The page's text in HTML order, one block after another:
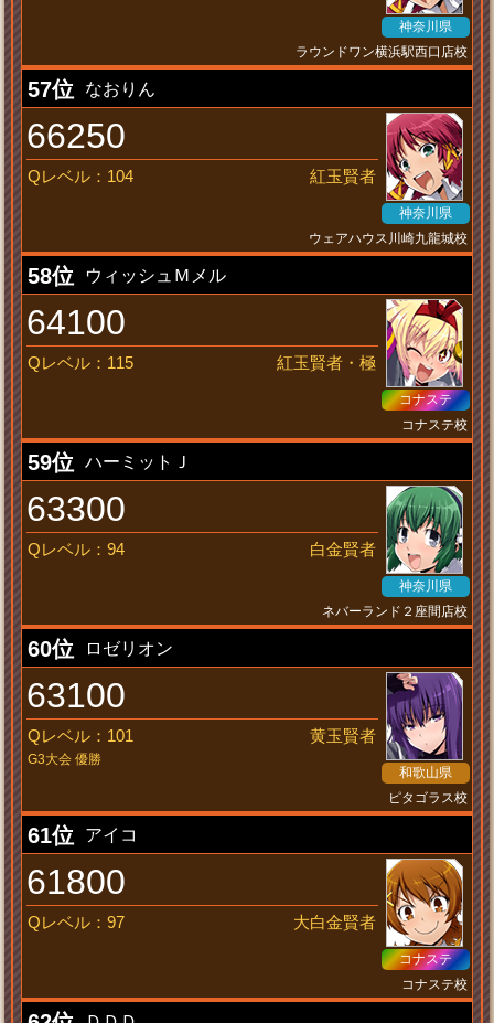
神奈川県
ラウンドワン横浜駅西口店校
57位 なおりん
66250
Qレベル：104 紅玉賢者
神奈川県
ウェアハウス川崎九龍城校
58位 ウィッシュＭメル
64100
Qレベル：115 紅玉賢者・極
コナステ
コナステ校
59位 ハーミットＪ
63300
Qレベル：94 白金賢者
神奈川県
ネバーランド２座間店校
60位 ロゼリオン
63100
Qレベル：101 黄玉賢者
G3大会 優勝
和歌山県
ピタゴラス校
61位 アイコ
61800
Qレベル：97 大白金賢者
コナステ
コナステ校